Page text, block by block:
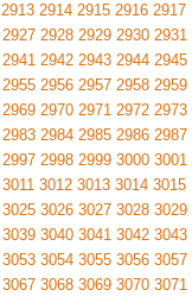
2913 2914 2915 2916 2917
2927 2928 2929 2930 2931
2941 2942 2943 2944 2945
2955 2956 2957 2958 2959
2969 2970 2971 2972 2973
2983 2984 2985 2986 2987
2997 2998 2999 3000 3001
3011 3012 3013 3014 3015
3025 3026 3027 3028 3029
3039 3040 3041 3042 3043
3053 3054 3055 3056 3057
3067 3068 3069 3070 3071